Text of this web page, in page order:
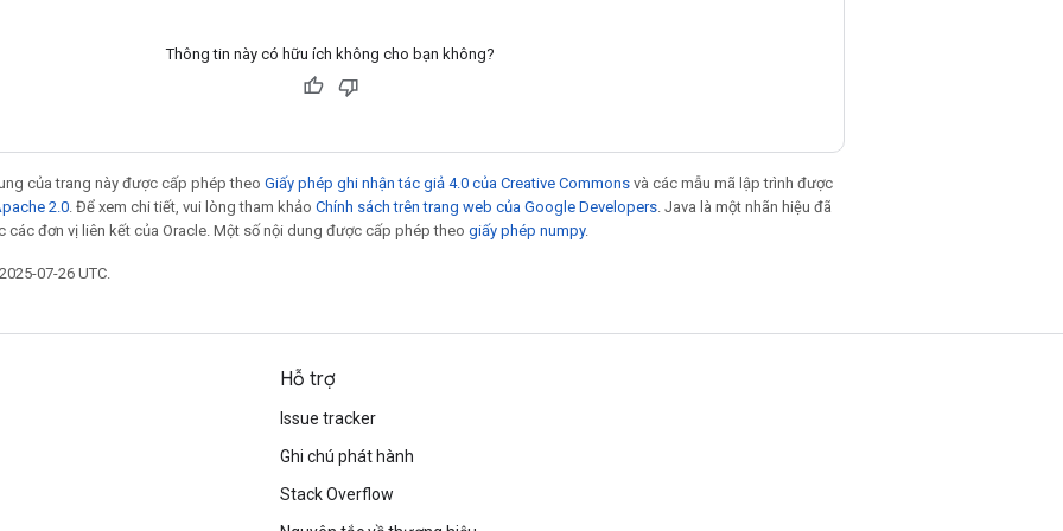
Thông tin này có hữu ích không cho bạn không?
của trang này được cấp phép theo Giấy phép ghi nhận tác giả 4.0 của Creative Commons và các mẫu mã lập trình được
2.0 . Để xem chi tiết, vui lòng tham khảo Chính sách trên trang web của Google Developers . Java là một nhãn hiệu đã
các đơn vị liên kết của Oracle. Một số nội dung được cấp phép theo giấy phép numpy.
07-26 UTC.
Hỗ trợ
Issue tracker
Ghi chú phát hành
Stack Overflow